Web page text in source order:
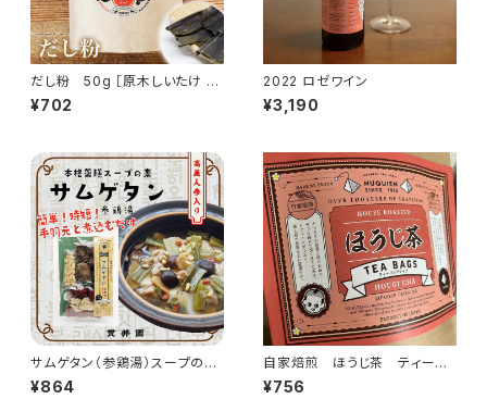
だし粉 50g ［原木しいたけ と
日高昆布 の粉末出汁］
¥702
2022 ロゼワイン
¥3,190
サムゲタン（参鶏湯）スープの
素 薬膳ミックス
¥864
自家焙煎 ほうじ茶 ティーバ
ック 20P入
¥756